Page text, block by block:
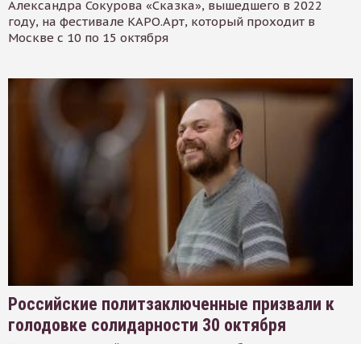
Александра Сокурова «Сказка», вышедшего в 2022
году, на фестивале КАРО.Арт, который проходит в
Москве с 10 по 15 октября
Российские политзаключенные призвали к
голодовке солидарности 30 октября